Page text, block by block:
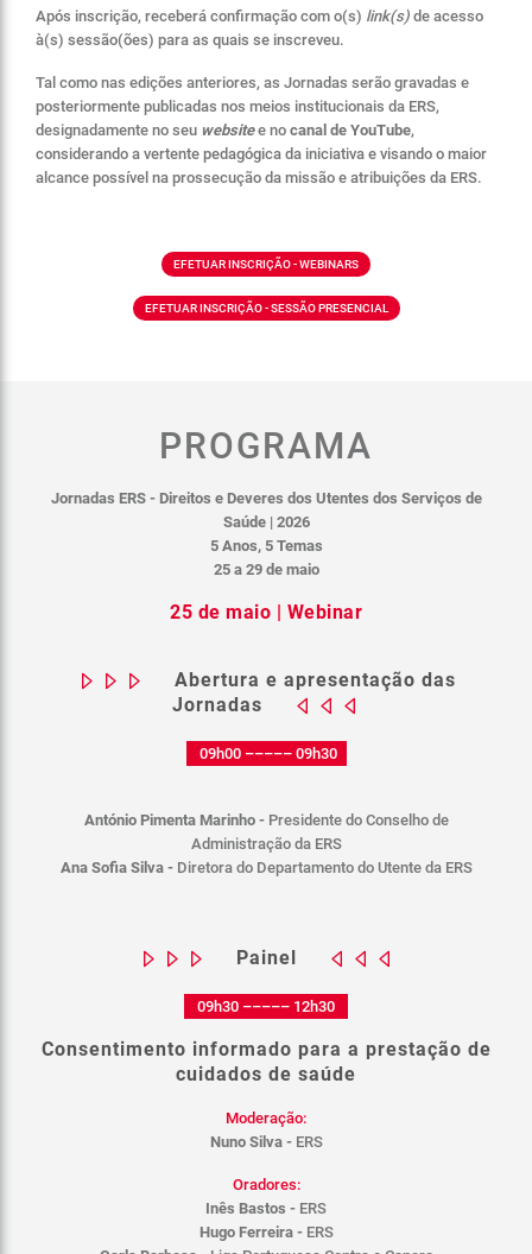
Após inscrição, receberá confirmação com o(s) link(s) de acesso
à(s) sessão(ões) para as quais se inscreveu.
Tal como nas edições anteriores, as Jornadas serão gravadas e
posteriormente publicadas nos meios institucionais da ERS,
designadamente no seu websitee no canal de YouTube,
considerando a vertente pedagógica da iniciativa e visando o maior
alcance possível na prossecução da missão e atribuições da ERS.
EFETUAR INSCRIÇÃO - WEBINARS
EFETUAR INSCRIÇÃO - SESSÃO PRESENCIAL
PROGRAMA
Jornadas ERS - Direitos e Deveres dos Utentes dos Serviços de
Saúde | 2026
5 Anos, 5 Temas
25 a 29 de maio
25 de maio | Webinar
Abertura e apresentação das
Jornadas
09h00 ––––– 09h30
António Pimenta Marinho - Presidente do Conselho de
Administração da ERS
Ana Sofia Silva - Diretora do Departamento do Utente da ERS
Painel
09h30 ––––– 12h30
Consentimento informado para a prestação de
cuidados de saúde
Moderação:
Nuno Silva - ERS
Oradores:
Inês Bastos - ERS
Hugo Ferreira - ERS